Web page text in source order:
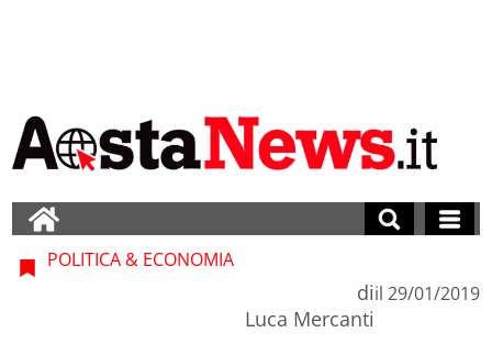
POLITICA & ECONOMIA
di
Luca Mercanti
il 29/01/2019